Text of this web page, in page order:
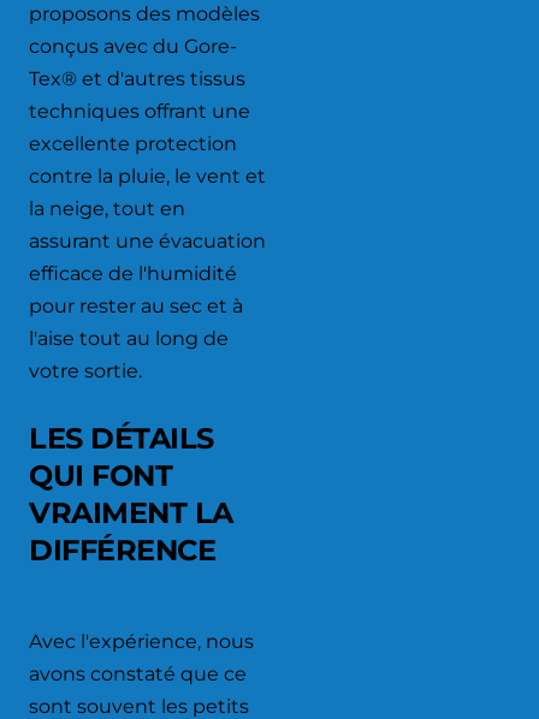
proposons des modèles
conçus avec du Gore-
Tex® et d'autres tissus
techniques offrant une
excellente protection
contre la pluie, le vent et
la neige, tout en
assurant une évacuation
efficace de l'humidité
pour rester au sec et à
l'aise tout au long de
votre sortie.
LES DÉTAILS
QUI FONT
VRAIMENT LA
DIFFÉRENCE
Avec l'expérience, nous
avons constaté que ce
sont souvent les petits